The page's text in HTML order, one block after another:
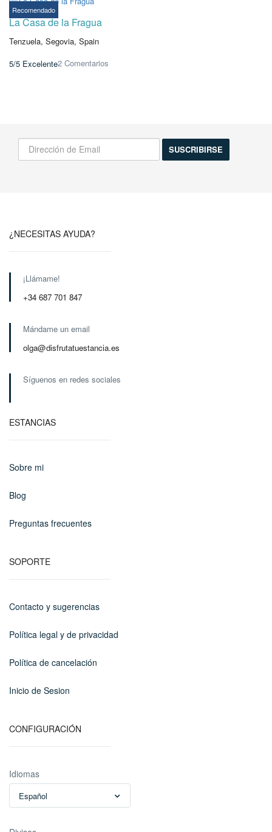
Recomendado
La Casa de la Fragua
Tenzuela, Segovia, Spain
5/5 Excelente2 Comentarios
¿NECESITAS AYUDA?
¡Llámame!
+34 687 701 847
Mándame un email
olga@disfrutatuestancia.es
Síguenos en redes sociales
ESTANCIAS
Sobre mi
Blog
Preguntas frecuentes
SOPORTE
Contacto y sugerencias
Política legal y de privacidad
Política de cancelación
Inicio de Sesion
CONFIGURACIÓN
Idiomas
Español